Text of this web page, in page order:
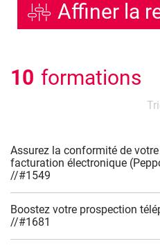
Affiner la
10 formations
Assurez la conformité de
facturation électronique
//#1549
Boostez votre prospection
//#1681